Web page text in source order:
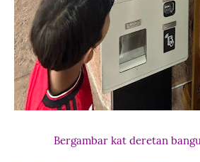
Bergambar kat deretan